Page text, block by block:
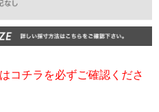
コチラを必ずご確認くださ